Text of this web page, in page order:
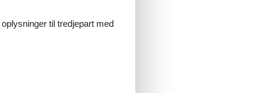
til tredjepart med